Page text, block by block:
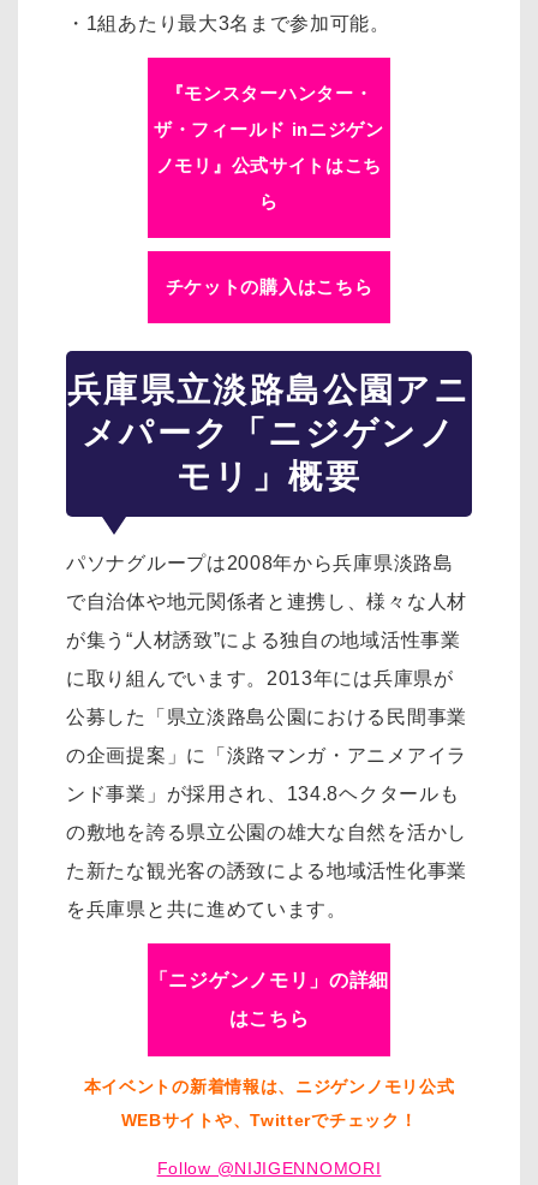
・1組あたり最大3名まで参加可能。
『モンスターハンター・
ザ・フィールド inニジゲン
ノモリ』公式サイトはこち
ら
チケットの購入はこちら
兵庫県立淡路島公園アニ
メパーク「ニジゲンノ
モリ」概要
パソナグループは2008年から兵庫県淡路島
で自治体や地元関係者と連携し、様々な人材
が集う“人材誘致”による独自の地域活性事業
に取り組んでいます。2013年には兵庫県が
公募した「県立淡路島公園における民間事業
の企画提案」に「淡路マンガ・アニメアイラ
ンド事業」が採用され、134.8ヘクタールも
の敷地を誇る県立公園の雄大な自然を活かし
た新たな観光客の誘致による地域活性化事業
を兵庫県と共に進めています。
「ニジゲンノモリ」の詳細
はこちら
本イベントの新着情報は、ニジゲンノモリ公式
WEBサイトや、Twitterでチェック！
Follow @NIJIGENNOMORI